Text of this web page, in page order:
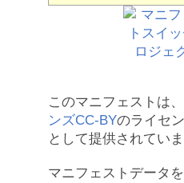
このマニフェストは、
ンズCC-BYのライセ
として提供されていま
マニフェストデータ